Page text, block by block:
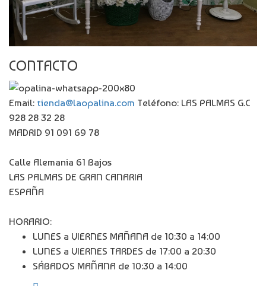
CONTACTO
Email: tienda@laopalina.com Teléfono: LAS PALMAS G.C
928 28 32 28
MADRID 91 091 69 78
Calle Alemania 61 Bajos
LAS PALMAS DE GRAN CANARIA
ESPAÑA
HORARIO:
LUNES a VIERNES MAÑANA de 10:30 a 14:00
LUNES a VIERNES TARDES de 17:00 a 20:30
SÁBADOS MAÑANA de 10:30 a 14:00